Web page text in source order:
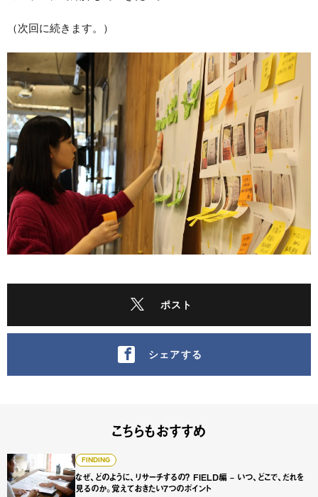
（次回に続きます。）
ポスト
シェアする
こちらもおすすめ
FINDING
なぜ、どのように、リサーチするの？ FIELD編 – いつ、どこで、だれを
見るのか。覚えておきたい7つのポイント
なぜ、どのように、リサーチするの？ FIELD編 – いつ、ど